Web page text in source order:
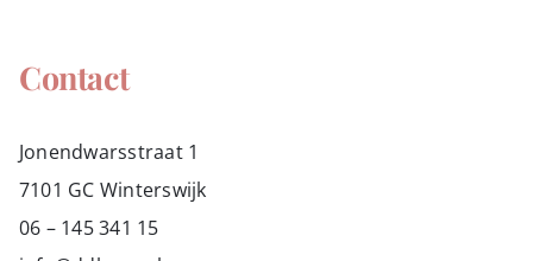
Contact
Jonendwarsstraat 1
7101 GC Winterswijk
06 – 145 341 15